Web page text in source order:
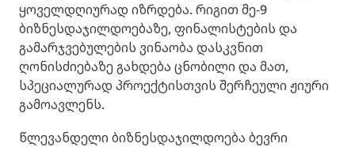
ყოველდღიურად იზრდება. რიგით მე-9
ბიზნესდაჯილდოებაზე, ფინალისტების და
გამარჯვებულების ვინაობა დასკვნით
ღონისძიებაზე გახდება ცნობილი და მათ,
სპეციალურად პროექტისთვის შერჩეული ჟიური
გამოავლენს.
წლევანდელი ბიზნესდაჯილდოება ბევრი